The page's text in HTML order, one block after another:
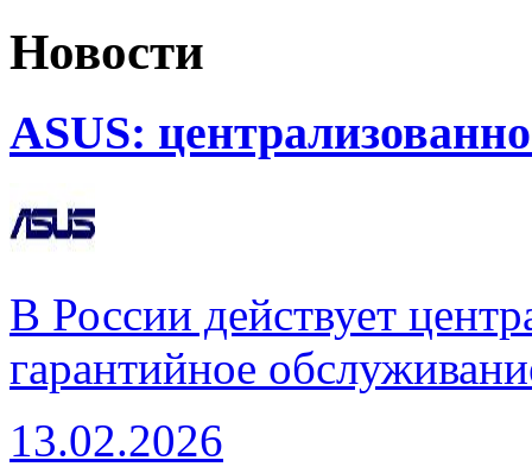
Новости
ASUS:
В России действует
гарантийное
13.02.2026